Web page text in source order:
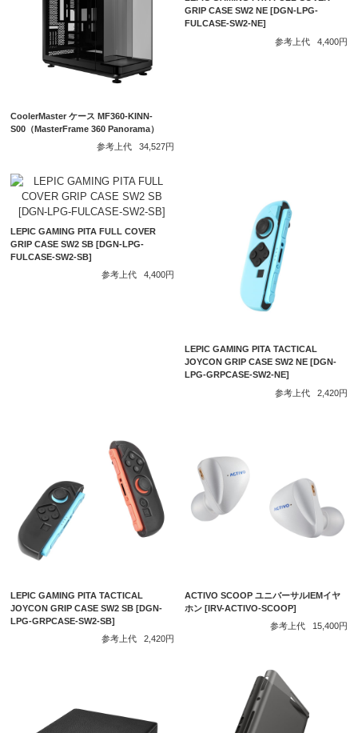
CoolerMaster ケース MF360-KINN-
S00（MasterFrame 360 Panorama）
参考上代
34,527円
GRIP CASE SW2 NE [DGN-LPG-
FULCASE-SW2-NE]
参考上代
4,400円
LEPIC GAMING PITA FULL COVER
GRIP CASE SW2 SB [DGN-LPG-
FULCASE-SW2-SB]
参考上代
4,400円
LEPIC GAMING PITA TACTICAL
JOYCON GRIP CASE SW2 NE [DGN-
LPG-GRPCASE-SW2-NE]
参考上代
2,420円
LEPIC GAMING PITA TACTICAL
JOYCON GRIP CASE SW2 SB [DGN-
LPG-GRPCASE-SW2-SB]
参考上代
2,420円
ACTIVO SCOOP ユニバーサルIEMイヤ
ホン [IRV-ACTIVO-SCOOP]
参考上代
15,400円